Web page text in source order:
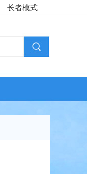
长者模式